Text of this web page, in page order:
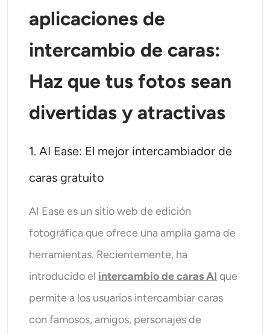
aplicaciones de
intercambio de caras:
Haz que tus fotos sean
divertidas y atractivas
1. AI Ease: El mejor intercambiador de
caras gratuito
AI Ease es un sitio web de edición
fotográfica que ofrece una amplia gama de
herramientas. Recientemente, ha
introducido el intercambio de caras AI que
permite a los usuarios intercambiar caras
con famosos, amigos, personajes de